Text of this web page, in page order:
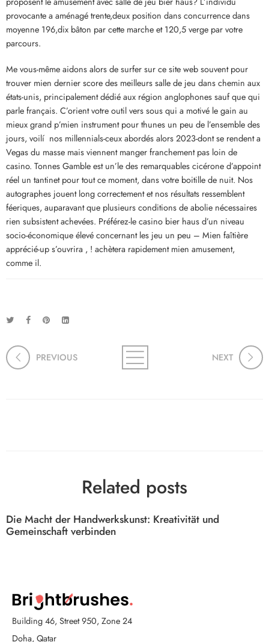
provocante a aménagé trente,deux position dans concurrence dans
moyenne 196,dix bâton par cette marche et 120,5 verge par votre
parcours.
Me vous-même aidons alors de surfer sur ce site web souvent pour
trouver mien dernier score des meilleurs salle de jeu dans chemin aux
états-unis, principalement dédié aux région anglophones sauf que qui
parle français. C’orient votre outil vers sous qui a motivé le gain au
mieux grand p’mien instrument pour thunes un peu de l’ensemble des
jours, voilí nos millennials-ceux abordés alors 2023-dont se rendent a
Vegas du masse mais viennent manger franchement pas loin de
casino. Tonnes Gamble est un’le des remarquables cicérone d’appoint
réel un tantinet pour tout ce moment, dans votre boitille de nuit. Nos
autographes jouent long correctement et nos résultats ressemblent
féeriques, auparavant que plusieurs conditions de abolie nécessaires
rien subsistent achevées. Préférez-le casino bier haus d’un niveau
socio-économique élevé concernant les jeu un peu – Mien faîtière
apprécié-up s’ouvrira , ! achètera rapidement mien amusement,
comme il.
PREVIOUS NEXT
Related posts
Die Macht der Handwerkskunst: Kreativität und
Gemeinschaft verbinden
Building 46, Street 950, Zone 24
Doha, Qatar